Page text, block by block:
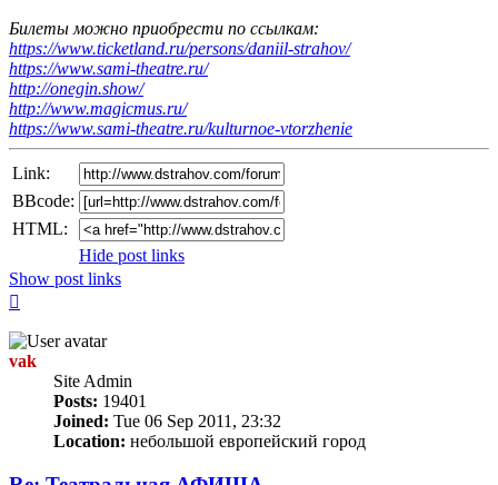
Билеты можно приобрести по ссылкам:
https://www.ticketland.ru/persons/daniil-strahov/
https://www.sami-theatre.ru/
http://onegin.show/
http://www.magicmus.ru/
https://www.sami-theatre.ru/kulturnoe-vtorzhenie
Link:
BBcode:
HTML:
Hide post links
Show post links
vak
Site Admin
Posts: 19401
Joined: Tue 06 Sep 2011, 23:32
Location: небольшой европейский город